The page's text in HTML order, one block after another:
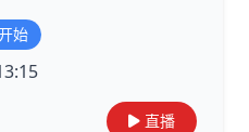
始
直播